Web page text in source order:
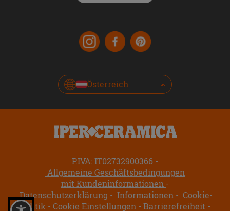
Österreich
P.IVA: IT02732900366
Allgemeine Geschäftsbedingungen
mit Kundeninformationen
Datenschutzerklärung
Informationen
Cookie-
Politik
Cookie Einstellungen Barrierefreiheit